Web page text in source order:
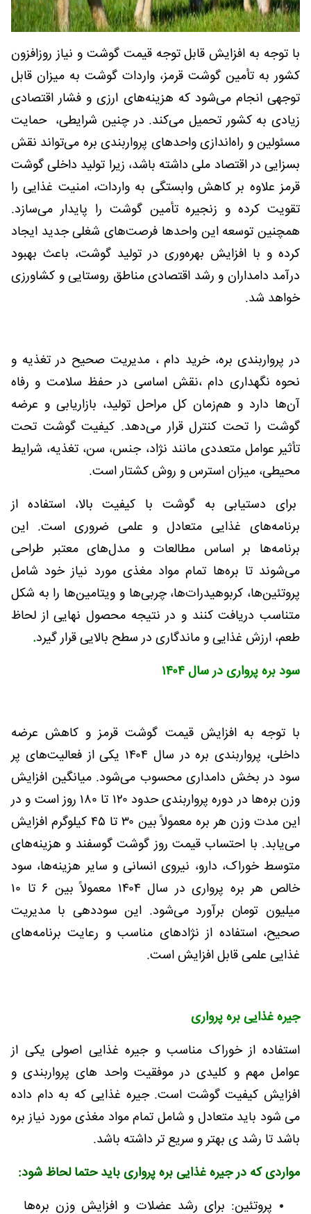
با توجه به افزایش قابل توجه قیمت گوشت و نیاز روزافزون
کشور به تأمین گوشت قرمز، واردات گوشت به میزان قابل
توجهی انجام می‌شود که هزینه‌های ارزی و فشار اقتصادی
زیادی به کشور تحمیل می‌کند. در چنین شرایطی، حمایت
مسئولین و راه‌اندازی واحدهای پرواربندی بره می‌تواند نقش
بسزایی در اقتصاد ملی داشته باشد، زیرا تولید داخلی گوشت
قرمز علاوه بر کاهش وابستگی به واردات، امنیت غذایی را
تقویت کرده و زنجیره تأمین گوشت را پایدار می‌سازد.
همچنین توسعه این واحدها فرصت‌های شغلی جدید ایجاد
کرده و با افزایش بهره‌وری در تولید گوشت، باعث بهبود
درآمد دامداران و رشد اقتصادی مناطق روستایی و کشاورزی
خواهد شد.
در پرواربندی بره، خرید دام ، مدیریت صحیح در تغذیه و
نحوه نگهداری دام ،نقش اساسی در حفظ سلامت و رفاه
آن‌ها دارد و هم‌زمان کل مراحل تولید، بازاریابی و عرضه
گوشت را تحت کنترل قرار می‌دهد. کیفیت گوشت تحت
تأثیر عوامل متعددی مانند نژاد، جنس، سن، تغذیه، شرایط
محیطی، میزان استرس و روش کشتار است.
برای دستیابی به گوشت با کیفیت بالا، استفاده از
برنامه‌های غذایی متعادل و علمی ضروری است. این
برنامه‌ها بر اساس مطالعات و مدل‌های معتبر طراحی
می‌شوند تا بره‌ها تمام مواد مغذی مورد نیاز خود شامل
پروتئین‌ها، کربوهیدرات‌ها، چربی‌ها و ویتامین‌ها را به شکل
متناسب دریافت کنند و در نتیجه محصول نهایی از لحاظ
طعم، ارزش غذایی و ماندگاری در سطح بالایی قرار گیرد.
سود بره پرواری در سال ۱۴۰۴
با توجه به افزایش قیمت گوشت قرمز و کاهش عرضه
داخلی، پرواربندی بره در سال ۱۴۰۴ یکی از فعالیت‌های پر
سود در بخش دامداری محسوب می‌شود. میانگین افزایش
وزن بره‌ها در دوره پرواربندی حدود ۱۲۰ تا ۱۸۰ روز است و در
این مدت وزن هر بره معمولاً بین ۳۰ تا ۴۵ کیلوگرم افزایش
می‌یابد. با احتساب قیمت روز گوشت گوسفند و هزینه‌های
متوسط خوراک، دارو، نیروی انسانی و سایر هزینه‌ها، سود
خالص هر بره پرواری در سال ۱۴۰۴ معمولاً بین ۶ تا ۱۰
میلیون تومان برآورد می‌شود. این سوددهی با مدیریت
صحیح، استفاده از نژادهای مناسب و رعایت برنامه‌های
غذایی علمی قابل افزایش است.
جیره غذایی بره پرواری
استفاده از خوراک مناسب و جیره غذایی اصولی یکی از
عوامل مهم و کلیدی در موفقیت واحد های پرواربندی و
افزایش کیفیت گوشت است. جیره غذایی که به دام داده
می شود باید متعادل و شامل تمام مواد مغذی مورد نیاز بره
باشد تا رشد ی بهتر و سریع تر داشته باشد.
مواردی که در جیره غذایی بره پرواری باید حتما لحاظ شود:
پروتئین: برای رشد عضلات و افزایش وزن بره‌ها